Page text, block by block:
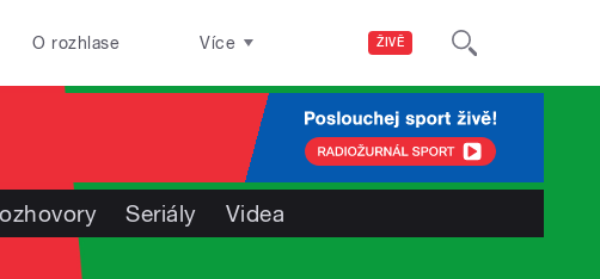
ŽIVĚ
O rozhlase Více
Seriály Videa